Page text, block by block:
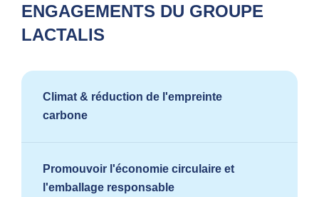
ENGAGEMENTS DU GROUPE
LACTALIS
Climat & réduction de l'empreinte
carbone
Promouvoir l'économie circulaire et
l'emballage responsable